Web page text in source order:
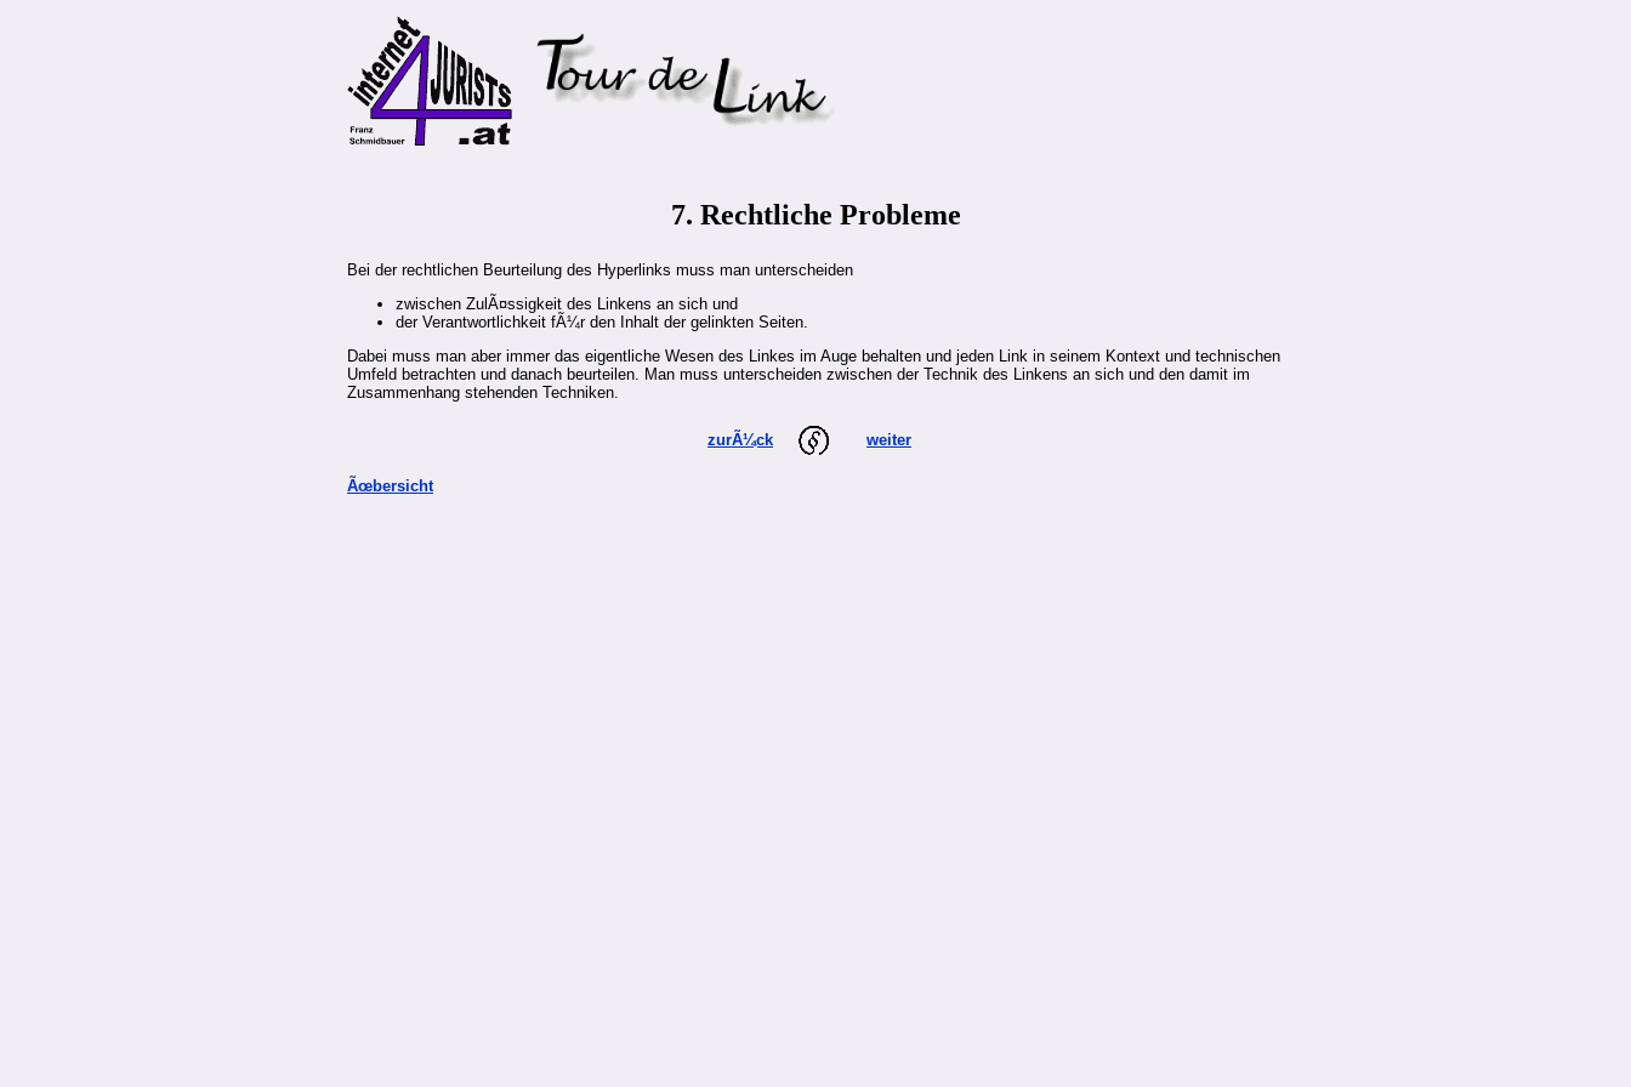
7. Rechtliche Probleme
Bei der rechtlichen Beurteilung des Hyperlinks muss man unterscheiden
zwischen ZulÃ¤ssigkeit des Linkens an sich und
der Verantwortlichkeit fÃ¼r den Inhalt der gelinkten Seiten.
Dabei muss man aber immer das eigentliche Wesen des Linkes im Auge behalten und jeden Link in seinem Kontext und technischen
Umfeld betrachten und danach beurteilen. Man muss unterscheiden zwischen der Technik des Linkens an sich und den damit im
Zusammenhang stehenden Techniken.
zurÃ¼ck weiter
Ãœbersicht